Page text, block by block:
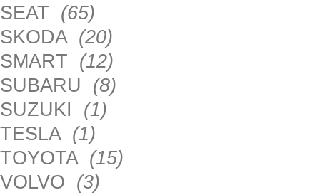
SEAT (65)
SKODA (20)
SMART (12)
SUBARU (8)
SUZUKI (1)
TESLA (1)
TOYOTA (15)
VOLVO (3)